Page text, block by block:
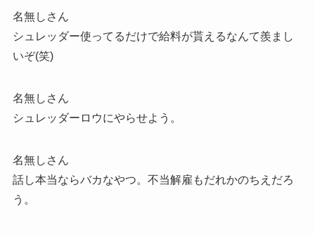
名無しさん
シュレッダー使ってるだけで給料が貰えるなんて羨まし
いぞ(笑)
名無しさん
シュレッダーロウにやらせよう。
名無しさん
話し本当ならバカなやつ。不当解雇もだれかのちえだろ
う。